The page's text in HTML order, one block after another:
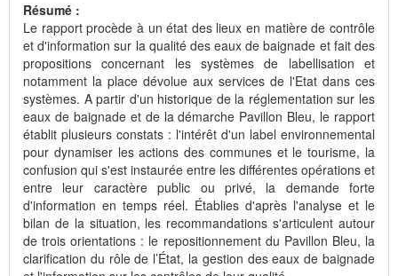
Résumé :
Le rapport procède à un état des lieux en matière de contrôle
et d'information sur la qualité des eaux de baignade et fait des
propositions concernant les systèmes de labellisation et
notamment la place dévolue aux services de l'Etat dans ces
systèmes. A partir d'un historique de la réglementation sur les
eaux de baignade et de la démarche Pavillon Bleu, le rapport
établit plusieurs constats : l'intérêt d'un label environnemental
pour dynamiser les actions des communes et le tourisme, la
confusion qui s'est instaurée entre les différentes opérations et
entre leur caractère public ou privé, la demande forte
d'information en temps réel. Établies d'après l'analyse et le
bilan de la situation, les recommandations s'articulent autour
de trois orientations : le repositionnement du Pavillon Bleu, la
clarification du rôle de l’État, la gestion des eaux de baignade